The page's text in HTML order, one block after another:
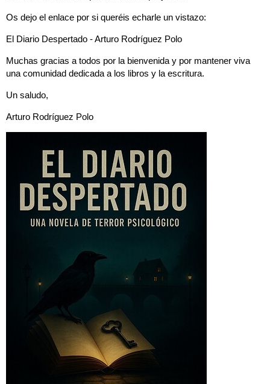
Os dejo el enlace por si queréis echarle un vistazo:
El Diario Despertado - Arturo Rodríguez Polo
Muchas gracias a todos por la bienvenida y por mantener viva
una comunidad dedicada a los libros y la escritura.
Un saludo,
Arturo Rodríguez Polo